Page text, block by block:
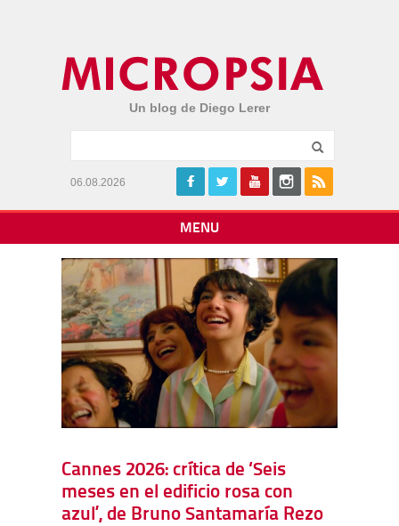
Un blog de Diego Lerer
06.08.2026
MENU
Cannes 2026: crítica de ‘Seis
meses en el edificio rosa con
azul’, de Bruno Santamaría Rezo